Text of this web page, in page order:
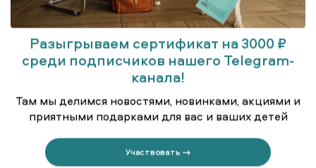
Синий комплект для физкультуры
Разыгрываем сертификат на 3000 ₽
среди подписчиков нашего Telegram-
канала!
Там мы делимся новостями, новинками, акциями и
приятными подарками для вас и ваших детей
Участвовать →